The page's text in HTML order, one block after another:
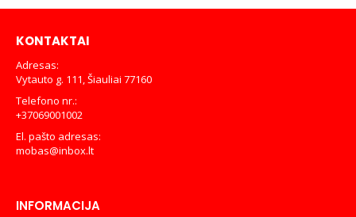
KONTAKTAI
Adresas:
Vytauto g. 111, Šiauliai 77160
Telefono nr.:
+37069001002
El. pašto adresas:
mobas@inbox.lt
INFORMACIJA